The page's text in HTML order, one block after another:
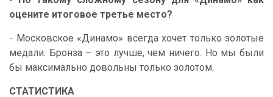
оцените итоговое третье место?
- Московское «Динамо» всегда хочет только золотые
медали. Бронза – это лучше, чем ничего. Но мы были
бы максимально довольны только золотом.
СТАТИСТИКА